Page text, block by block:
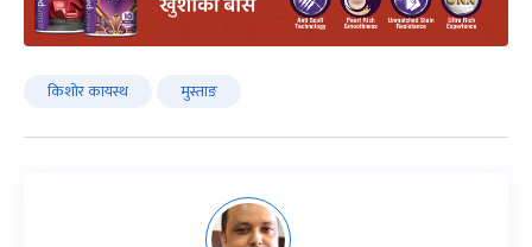
किशोर कायस्थ मुस्ताङ